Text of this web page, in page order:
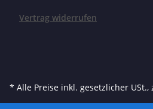
Vertrag widerrufen
* Alle Preise inkl. gesetzlicher USt.,